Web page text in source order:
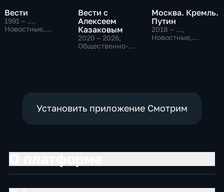
Вести
1991 – …,
Новостные,
Вести с
Алексеем
Казаковым
2020 – 2026,
Общественно-
Москва. Кремль.
Путин
2018 – …,
Новостные,
Установить приложение Смотрим